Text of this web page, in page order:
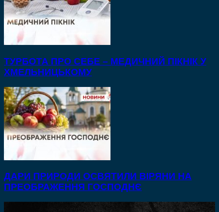
ТУРБОТА ПРО СЕБЕ – МЕДИЧНИЙ ПІКНІК У
ХМЕЛЬНИЦЬКОМУ
ДАРИ ПРИРОДИ ОСВЯТИЛИ ВІРЯНИ НА
ПРЕОБРАЖЕННЯ ГОСПОДНЄ